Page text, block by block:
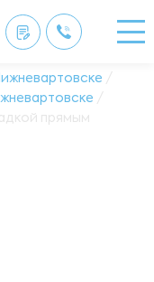
/
/
прямым